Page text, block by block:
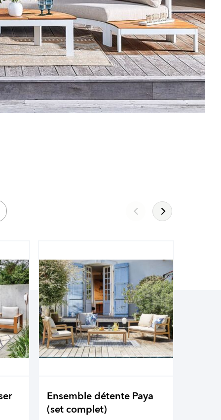
Leather!
JE DÉCOUVRE
DÉCOUVREZ LA COLLECTION 2026
Ensemble détente Paya
(set complet)